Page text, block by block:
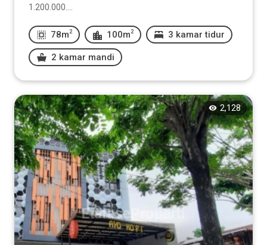
1.200.000....
78m 2 100m 2 3 kamar tidur
2 kamar mandi
2,128